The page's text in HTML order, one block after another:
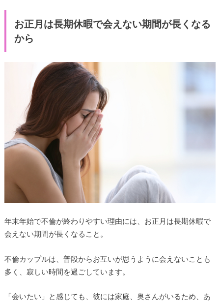
お正月は長期休暇で会えない期間が長くなる
から
年末年始で不倫が終わりやすい理由には、お正月は長期休暇で
会えない期間が長くなること。
不倫カップルは、普段からお互いが思うように会えないことも
多く、寂しい時間を過ごしています。
「会いたい」と感じても、彼には家庭、奥さんがいるため、あ